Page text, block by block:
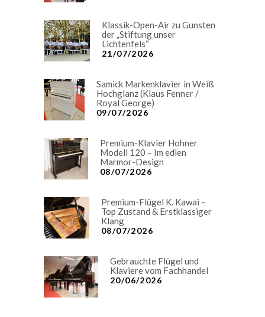
Klassik-Open-Air zu Gunsten
der „Stiftung unser
Lichtenfels“
21/07/2026
Samick Markenklavier in Weiß
Hochglanz (Klaus Fenner /
Royal George)
09/07/2026
Premium-Klavier Hohner
Modell 120 – Im edlen
Marmor-Design
08/07/2026
Premium-Flügel K. Kawai –
Top Zustand & Erstklassiger
Klang
08/07/2026
Gebrauchte Flügel und
Klaviere vom Fachhandel
20/06/2026